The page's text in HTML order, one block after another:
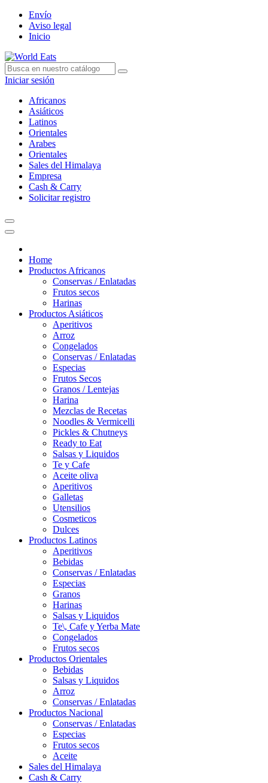
Envío
Aviso legal
Inicio
Iniciar sesión
Africanos
Asiáticos
Latinos
Orientales
Arabes
Orientales
Sales del Himalaya
Empresa
Cash & Carry
Solicitar registro
Home
Productos Africanos
Conservas / Enlatadas
Frutos secos
Harinas
Productos Asiáticos
Aperitivos
Arroz
Congelados
Conservas / Enlatadas
Especias
Frutos Secos
Granos / Lentejas
Harina
Mezclas de Recetas
Noodles & Vermicelli
Pickles & Chutneys
Ready to Eat
Salsas y Liquidos
Te y Cafe
Aceite oliva
Aperitivos
Galletas
Utensilios
Cosmeticos
Dulces
Productos Latinos
Aperitivos
Bebidas
Conservas / Enlatadas
Especias
Granos
Harinas
Salsas y Liquidos
Te\, Cafe y Yerba Mate
Congelados
Frutos secos
Productos Orientales
Bebidas
Salsas y Liquidos
Arroz
Conservas / Enlatadas
Productos Nacional
Conservas / Enlatadas
Especias
Frutos secos
Aceite
Sales del Himalaya
Cash & Carry